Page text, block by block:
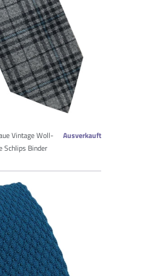
Vintage Woll-
Schlips Binder
Ausverkauft